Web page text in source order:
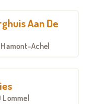
Aan De
Achel